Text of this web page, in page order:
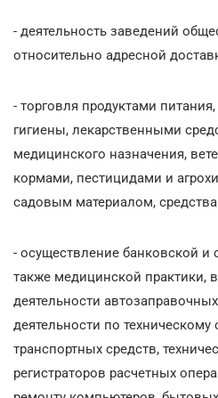
- деятельность заведений
относительно адресной
- торговля продуктами
гигиены, лекарственными
медицинского назначения,
кормами, пестицидами и
садовым материалом,
- осуществление банковской и
также медицинской практики,
деятельности
деятельности по
транспортных средств,
регистраторов расчетных